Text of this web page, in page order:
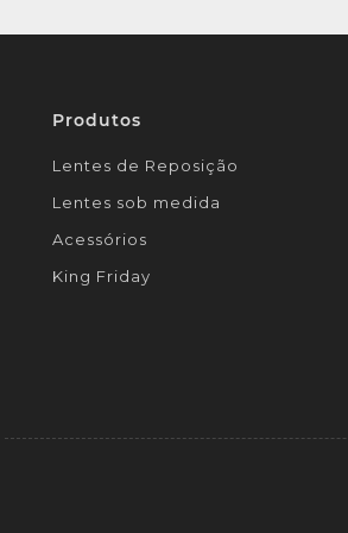
Produtos
Lentes de Reposição
Lentes sob medida
Acessórios
King Friday